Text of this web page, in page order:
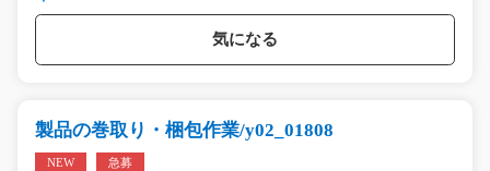
気になる
製品の巻取り・梱包作業/y02_01808
NEW 急募